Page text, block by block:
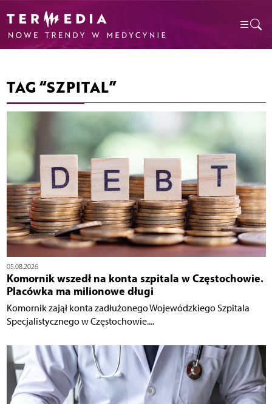
TAG “SZPITAL”
05.08.2026
Komornik wszedł na konta szpitala w Częstochowie.
Placówka ma milionowe długi
Komornik zajął konta zadłużonego Wojewódzkiego Szpitala
Specjalistycznego w Częstochowie....